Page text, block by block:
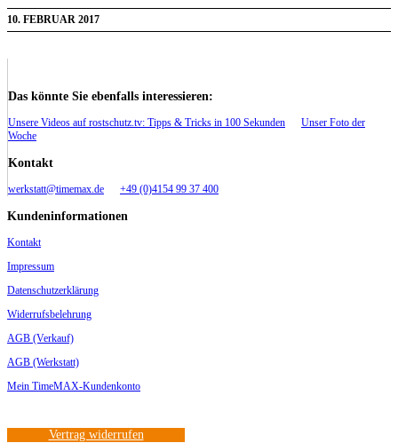
10. FEBRUAR 2017
Das könnte Sie ebenfalls interessieren:
Unsere Videos auf rostschutz.tv: Tipps & Tricks in 100 Sekunden
Unser Foto der
Woche
Kontakt
werkstatt@timemax.de +49 (0)4154 99 37 400
Kundeninformationen
Kontakt
Impressum
Datenschutzerklärung
Widerrufsbelehrung
AGB (Verkauf)
AGB (Werkstatt)
Mein TimeMAX-Kundenkonto
Vertrag widerrufen